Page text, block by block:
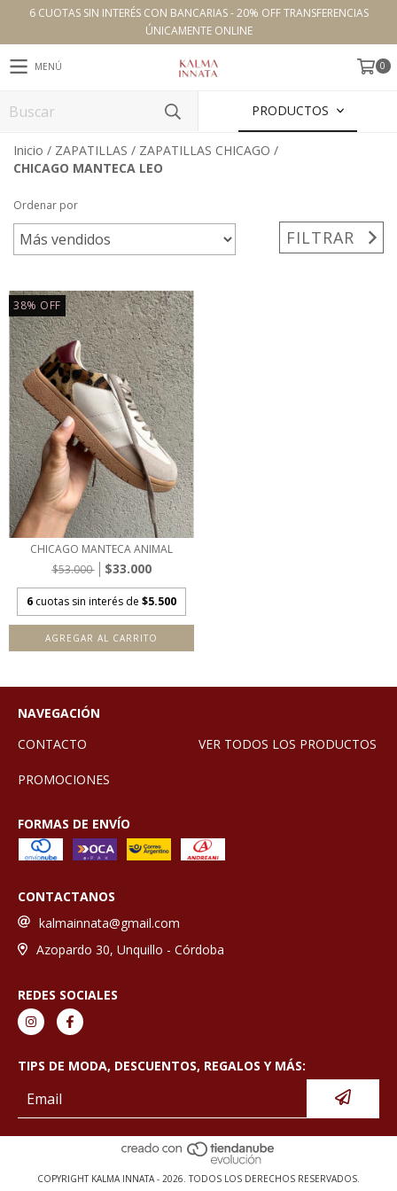
6 CUOTAS SIN INTERÉS CON BANCARIAS - 20% OFF TRANSFERENCIAS
ÚNICAMENTE ONLINE
MENÚ 0
PRODUCTOS
Inicio / ZAPATILLAS / ZAPATILLAS CHICAGO /
CHICAGO MANTECA LEO
Ordenar por
FILTRAR
38% OFF
CHICAGO MANTECA ANIMAL
$53.000
$33.000
6 cuotas sin interés de $5.500
AGREGAR AL CARRITO
NAVEGACIÓN
CONTACTO
VER TODOS LOS PRODUCTOS
PROMOCIONES
FORMAS DE ENVÍO
CONTACTANOS
kalmainnata@gmail.com
Azopardo 30, Unquillo - Córdoba
REDES SOCIALES
TIPS DE MODA, DESCUENTOS, REGALOS Y MÁS:
COPYRIGHT KALMA INNATA - 2026. TODOS LOS DERECHOS RESERVADOS.